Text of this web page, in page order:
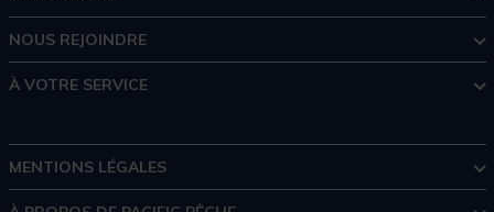
NOUS REJOINDRE
À VOTRE SERVICE
MENTIONS LÉGALES